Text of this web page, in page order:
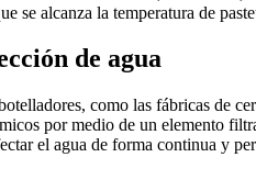
se alcanza la temperatura de
de agua
como las fábricas de
por medio de un elemento
el agua de forma continua y